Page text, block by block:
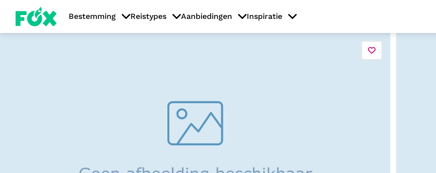
Bestemming Reistypes Aanbiedingen Inspiratie